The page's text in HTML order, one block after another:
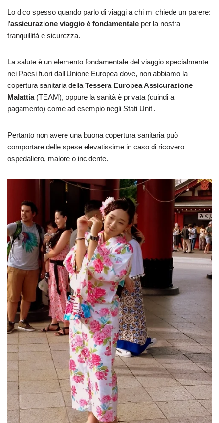
Lo dico spesso quando parlo di viaggi a chi mi chiede un parere:
l’assicurazione viaggio è fondamentale per la nostra
tranquillità e sicurezza.
La salute è un elemento fondamentale del viaggio specialmente
nei Paesi fuori dall’Unione Europea dove, non abbiamo la
copertura sanitaria della Tessera Europea Assicurazione
Malattia(TEAM), oppure la sanità è privata (quindi a
pagamento) come ad esempio negli Stati Uniti.
Pertanto non avere una buona copertura sanitaria può
comportare delle spese elevatissime in caso di ricovero
ospedaliero, malore o incidente.